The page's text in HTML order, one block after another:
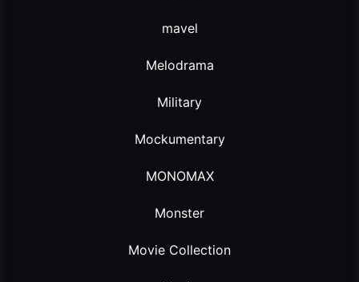
mavel
Melodrama
Military
Mockumentary
MONOMAX
Monster
Movie Collection